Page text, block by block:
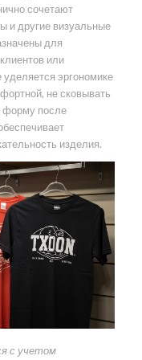
сочетают
и другие визуальные
для
или
эргономике
не сковывать
форму после
изделия.
с учетом